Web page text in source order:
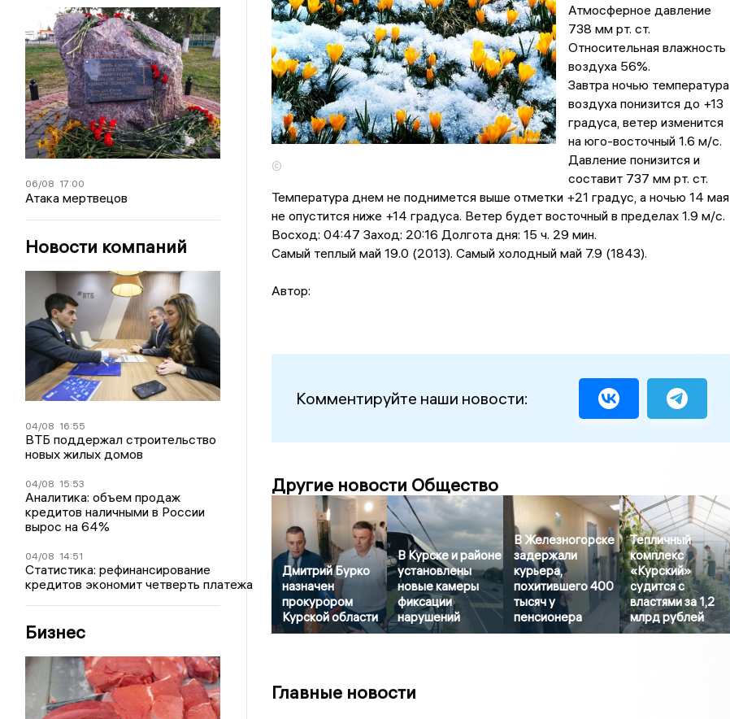
06/08 17:00
Атака мертвецов
Новости компаний
04/08 16:55
ВТБ поддержал строительство
новых жилых домов
04/08 15:53
Аналитика: объем продаж
кредитов наличными в России
вырос на 64%
04/08 14:51
Статистика: рефинансирование
кредитов экономит четверть платежа
Бизнес
©
Атмосферное давление
738 мм рт. ст.
Относительная влажность
воздуха 56%.
Завтра ночью температура
воздуха понизится до +13
градусa, ветер изменится
на юго-восточный 1.6 м/с.
Давление понизится и
составит 737 мм рт. ст.
Температура днем не поднимется выше отметки +21 градус, a ночью 14 мая
не опустится ниже +14 градусa. Ветер будет восточный в пределах 1.9 м/с.
Восход: 04:47 Заход: 20:16 Долгота дня: 15 ч. 29 мин.
Самый теплый май 19.0 (2013). Самый холодный май 7.9 (1843).
Автор:
Комментируйте наши новости:
Другие новости Общество
Дмитрий Бурко
назначен
прокурором
Курской области
В Курске и районе
установлены
новые камеры
фиксации
нарушений
В Железногорске
задержали
курьера,
похитившего 400
тысяч у
пенсионера
Тепличный
комплекс
«Курский»
судится с
властями за 1,2
млрд рублей
Главные новости